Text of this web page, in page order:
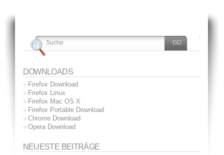
DOWNLOADS
Firefox Download
Firefox Linux
Firefox Mac OS X
Firefox Portable Download
Chrome Download
Opera Download
NEUESTE BEITRÄGE